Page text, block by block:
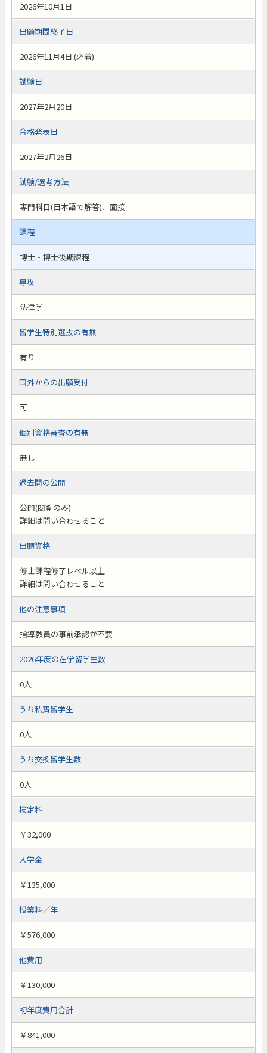
2026年10月1日
出願期間終了日
2026年11月4日 (必着)
試験日
2027年2月20日
合格発表日
2027年2月26日
試験/選考方法
専門科目(日本語で解答)、面接
課程
博士・博士後期課程
専攻
法律学
留学生特別選抜の有無
有り
国外からの出願受付
可
個別資格審査の有無
無し
過去問の公開
公開(閲覧のみ)
詳細は問い合わせること
出願資格
修士課程修了レベル以上
詳細は問い合わせること
他の注意事項
指導教員の事前承認が不要
2026年度の在学留学生数
0人
うち私費留学生
0人
うち交換留学生数
0人
検定料
￥32,000
入学金
￥135,000
授業料／年
￥576,000
他費用
￥130,000
初年度費用合計
￥841,000